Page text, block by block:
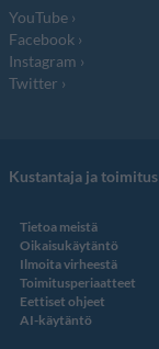
YouTube
Facebook
Instagram
Twitter
Kustantaja ja toimitus
Tietoa meistä
Oikaisukäytäntö
Ilmoita virheestä
Toimitusperiaatteet
Eettiset ohjeet
AI-käytäntö